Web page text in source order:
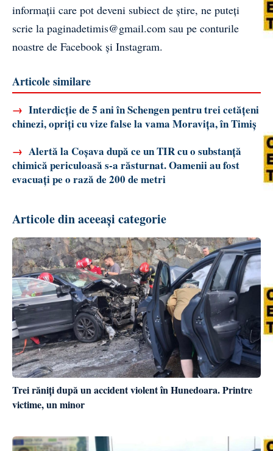
informații care pot deveni subiect de știre, ne puteți
scrie la paginadetimis@gmail.com sau pe conturile
noastre de Facebook și Instagram.
Articole similare
→ Interdicție de 5 ani în Schengen pentru trei cetățeni
chinezi, opriți cu vize false la vama Moravița, în Timiș
→ Alertă la Coșava după ce un TIR cu o substanță
chimică periculoasă s-a răsturnat. Oamenii au fost
evacuați pe o rază de 200 de metri
Articole din aceeași categorie
Trei răniți după un accident violent în Hunedoara. Printre
victime, un minor